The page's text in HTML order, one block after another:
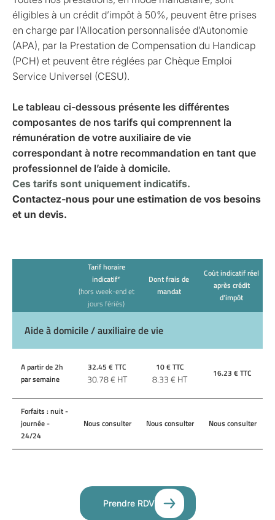
éligibles à un crédit d’impôt à 50%, peuvent être prises
en charge par l’Allocation personnalisée d’Autonomie
(APA), par la Prestation de Compensation du Handicap
(PCH) et peuvent être réglées par Chèque Emploi
Service Universel (CESU).
Le tableau ci-dessous présente les différentes
composantes de nos tarifs qui comprennent la
rémunération de votre auxiliaire de vie
correspondant à notre recommandation en tant que
professionnel de l’aide à domicile.
Ces tarifs sont uniquement indicatifs.
Contactez-nous pour une estimation de vos besoins
et un devis.
Tarif horaire
indicatif*
(hors week-end et
jours fériés)
Dont frais de
mandat
Coût indicatif réel
après crédit
d'impôt
Aide à domicile / auxiliaire de vie
A partir de 2h
par semaine
32.45 € TTC
30.78€ HT
10€ TTC
8.33€ HT 16.23 € TTC
Forfaits : nuit -
journée -
24/24
Nous consulter Nous consulter Nous consulter
Prendre RDV